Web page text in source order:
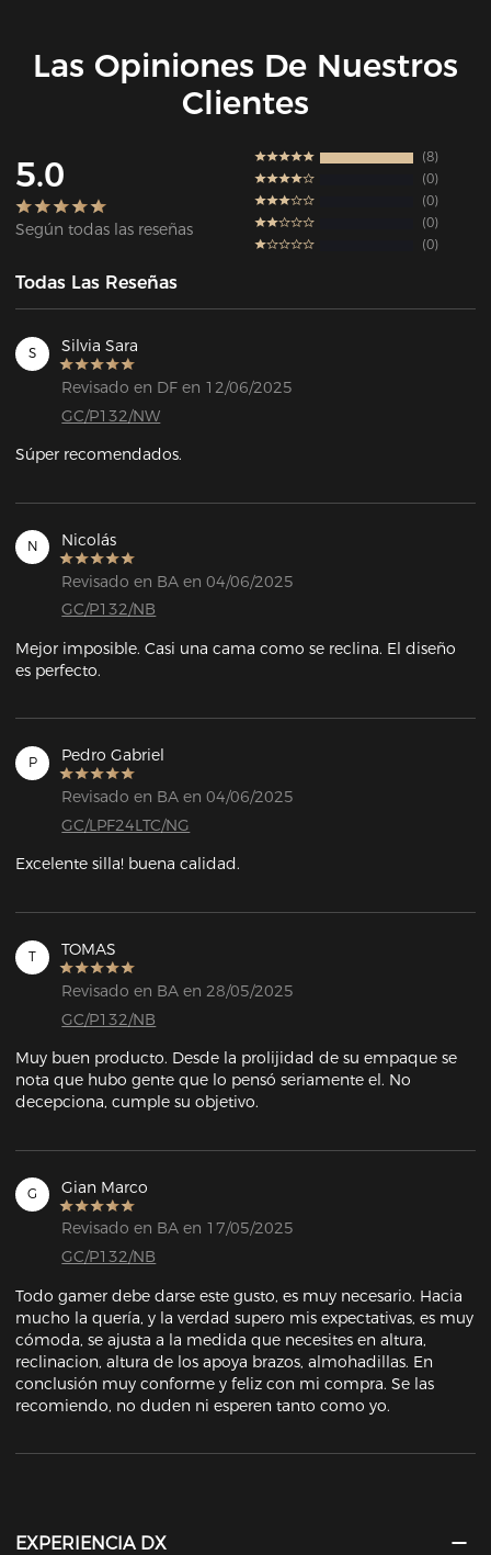
Las Opiniones De Nuestros
Clientes
5.0
Según todas las reseñas
8
0
0
0
0
Todas Las Reseñas
S Silvia Sara
Revisado en DF en 12/06/2025
GC/P132/NW
Súper recomendados.
N Nicolás
Revisado en BA en 04/06/2025
GC/P132/NB
Mejor imposible. Casi una cama como se reclina. El diseño
es perfecto.
P Pedro Gabriel
Revisado en BA en 04/06/2025
GC/LPF24LTC/NG
Excelente silla! buena calidad.
T TOMAS
Revisado en BA en 28/05/2025
GC/P132/NB
Muy buen producto. Desde la prolijidad de su empaque se
nota que hubo gente que lo pensó seriamente el. No
decepciona, cumple su objetivo.
G Gian Marco
Revisado en BA en 17/05/2025
GC/P132/NB
Todo gamer debe darse este gusto, es muy necesario. Hacia
mucho la quería, y la verdad supero mis expectativas, es muy
cómoda, se ajusta a la medida que necesites en altura,
reclinacion, altura de los apoya brazos, almohadillas. En
conclusión muy conforme y feliz con mi compra. Se las
recomiendo, no duden ni esperen tanto como yo.
EXPERIENCIA DX